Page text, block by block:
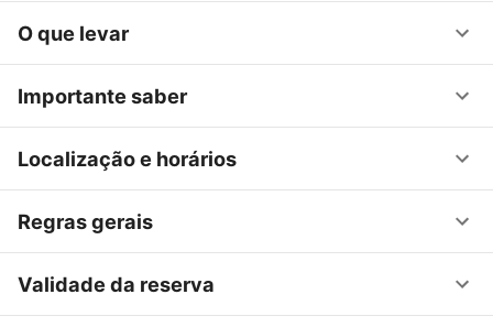
O que levar
Importante saber
Localização e horários
Regras gerais
Validade da reserva